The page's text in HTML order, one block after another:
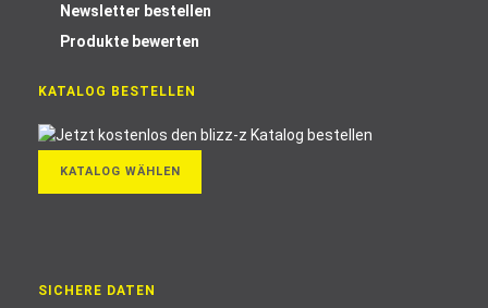
Newsletter bestellen
Produkte bewerten
KATALOG BESTELLEN
KATALOG WÄHLEN
SICHERE DATEN